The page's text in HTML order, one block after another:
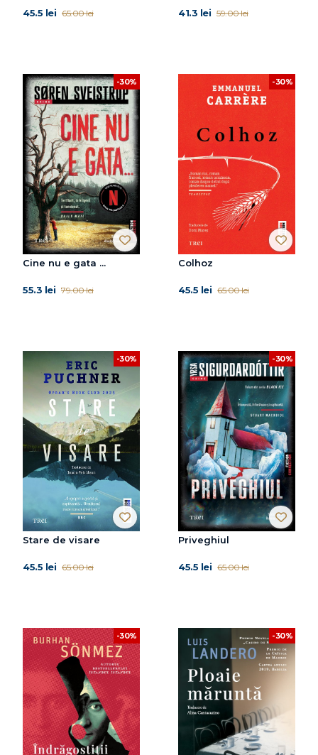
45.5 lei 65.00 lei 41.3 lei 59.00 lei
-30%
Cine nu e gata ...
55.3 lei 79.00 lei
-30%
Colhoz
45.5 lei 65.00 lei
-30%
Stare de visare
45.5 lei 65.00 lei
-30%
Priveghiul
45.5 lei 65.00 lei
-30% -30%